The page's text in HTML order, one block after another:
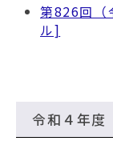
第826回（
ル]
令和４年度